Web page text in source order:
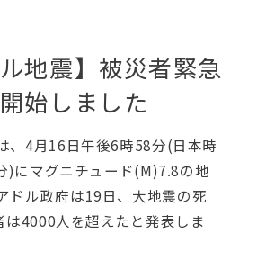
地震】被災者緊急
始しました
、4月16日午後6時58分(日本時
)にマグニチュード(M)7.8の地
ドル政府は19日、大地震の死
4000人を超えたと発表しま